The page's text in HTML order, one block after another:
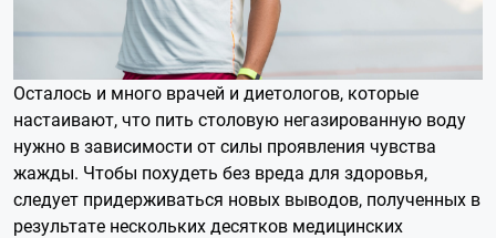
Осталось и много врачей и диетологов, которые
настаивают, что пить столовую негазированную воду
нужно в зависимости от силы проявления чувства
жажды. Чтобы похудеть без вреда для здоровья,
следует придерживаться новых выводов, полученных в
результате нескольких десятков медицинских